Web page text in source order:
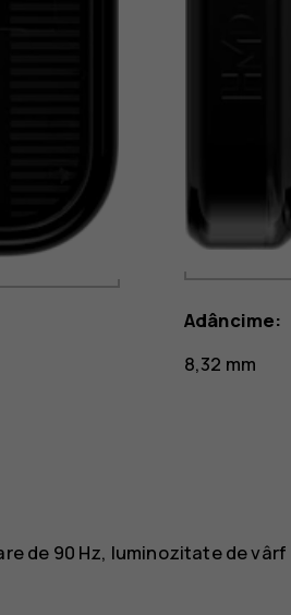
Adâncime:
8,32 mm
de 90 Hz, luminozitate de vârf